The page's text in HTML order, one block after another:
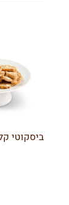
ביסקוטי